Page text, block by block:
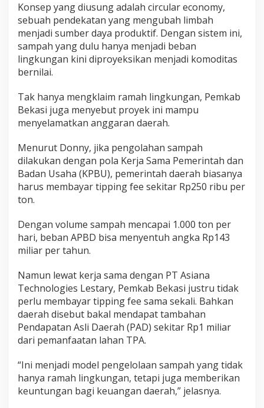
Konsep yang diusung adalah circular economy,
sebuah pendekatan yang mengubah limbah
menjadi sumber daya produktif. Dengan sistem ini,
sampah yang dulu hanya menjadi beban
lingkungan kini diproyeksikan menjadi komoditas
bernilai.
Tak hanya mengklaim ramah lingkungan, Pemkab
Bekasi juga menyebut proyek ini mampu
menyelamatkan anggaran daerah.
Menurut Donny, jika pengolahan sampah
dilakukan dengan pola Kerja Sama Pemerintah dan
Badan Usaha (KPBU), pemerintah daerah biasanya
harus membayar tipping fee sekitar Rp250 ribu per
ton.
Dengan volume sampah mencapai 1.000 ton per
hari, beban APBD bisa menyentuh angka Rp143
miliar per tahun.
Namun lewat kerja sama dengan PT Asiana
Technologies Lestary, Pemkab Bekasi justru tidak
perlu membayar tipping fee sama sekali. Bahkan
daerah disebut bakal mendapat tambahan
Pendapatan Asli Daerah (PAD) sekitar Rp1 miliar
dari pemanfaatan lahan TPA.
“Ini menjadi model pengelolaan sampah yang tidak
hanya ramah lingkungan, tetapi juga memberikan
keuntungan bagi keuangan daerah,” jelasnya.